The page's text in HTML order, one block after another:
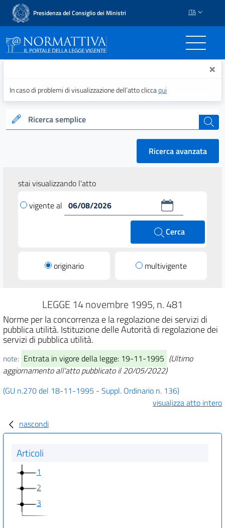
Presidenza del Consiglio dei Ministri ITA
Normattiva - Il portale ×
In caso di problemi di visualizzazione dell’atto cliccaqui
Ricerca semplice cerca
Ricerca avanzata
stai visualizzando l'atto
vigente al
Cerca
originario multivigente
LEGGE 14 novembre 1995, n. 481
Norme per la concorrenza e la regolazione dei servizi di
pubblica utilità. Istituzione delle Autorità di regolazione dei
servizi di pubblica utilità.
note: Entrata in vigore della legge: 19-11-1995 (Ultimo
aggiornamento all'atto pubblicato il 20/05/2022)
(GU n.270 del 18-11-1995 - Suppl. Ordinario n. 136)
visualizza atto intero
nascondi
Articoli
1
2
3